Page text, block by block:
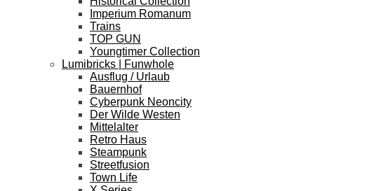
Imperium Romanum
Trains
TOP GUN
Youngtimer Collection
Lumibricks | Funwhole
Ausflug / Urlaub
Bauernhof
Cyberpunk Neoncity
Der Wilde Westen
Mittelalter
Retro Haus
Steampunk
Streetfusion
Town Life